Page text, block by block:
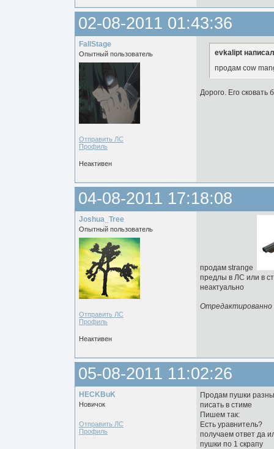
02-08-2011 01:43:36
FallStage
Опытный пользователь
Отправить ЛС
Профиль
evkalipt
продам cow
Дорого. Его сковать
Неактивен
04-08-2011 17:18:08
Joshua_Tree
Опытный пользователь
Отправить ЛС
Профиль
продам strange
предлы в ЛС или в
неактуально
Отредактированно
Неактивен
05-08-2011 11:02:26
HECKBuK
Новичок
Отправить ЛС
Профиль
Продам пушки
писать в стиме
Пишем так:
Есть уравнитель?
получаем ответ да
пушки по 1 скрапу